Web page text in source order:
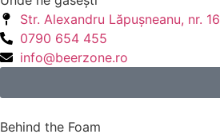
Str. Alexandru Lăpuşneanu, nr. 16
0790 654 455
info@beerzone.ro
Behind the Foam